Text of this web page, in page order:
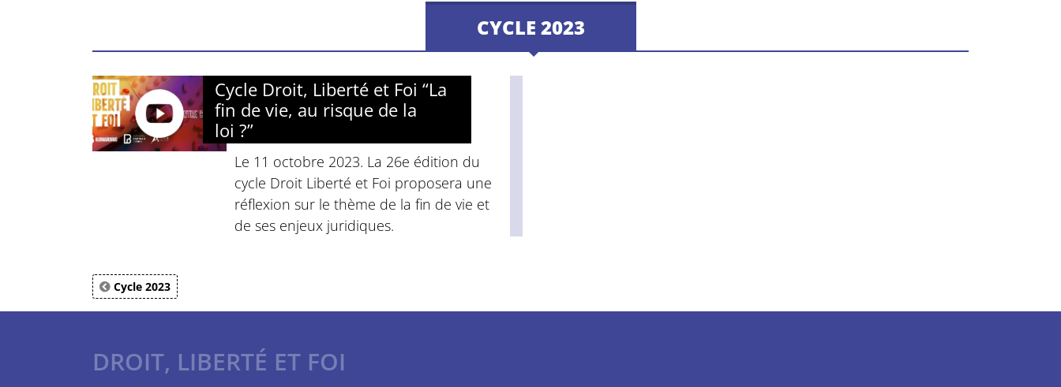
CYCLE 2023
Cycle Droit, Liberté et Foi “La
fin de vie, au risque de la
loi ?”
Le 11 octobre 2023. La 26e édition du
cycle Droit Liberté et Foi proposera une
réflexion sur le thème de la fin de vie et
de ses enjeux juridiques.
Cycle 2023
DROIT, LIBERTÉ ET FOI